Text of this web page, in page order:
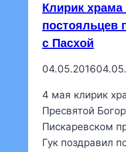
Клирик
постояльцев
с Пасхой
04.05.2016
4 мая клирик
Пресвятой
Пискаревском
Гук поздравил